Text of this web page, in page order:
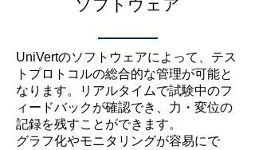
ソフトウェア
UniVertのソフトウェアによって、テス
トプロトコルの総合的な管理が可能と
なります。リアルタイムで試験中のフ
ィードバックが確認でき、力・変位の
記録を残すことができます。
グラフ化やモニタリングが容易にで